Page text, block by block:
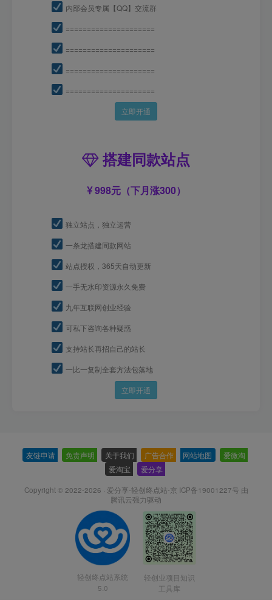
内部会员专属【QQ】交流群
=====================
=====================
=====================
=====================
立即开通
搭建同款站点
998元（下月涨300）
独立站点，独立运营
一条龙搭建同款网站
站点授权，365天自动更新
一手无水印资源永久免费
九年互联网创业经验
可私下咨询各种疑惑
支持站长再招自己的站长
一比一复制全套方法包落地
立即开通
友链申请 免责声明 关于我们 广告合作 网站地图 爱微淘
爱淘宝
爱分享
Copyright © 2022-2026 · 爱分享-轻创终点站-京 ICP备19001227号 由
腾讯云强力驱动
轻创终点站系统
5.0
轻创业项目知识
工具库